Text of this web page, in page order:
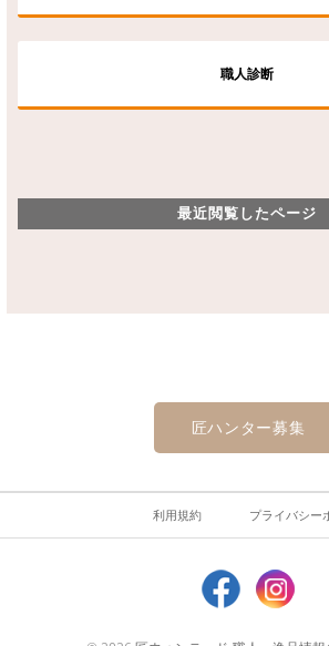
職人診断
最近閲覧したページ
匠ハンター募集
利用規約 プライバシー